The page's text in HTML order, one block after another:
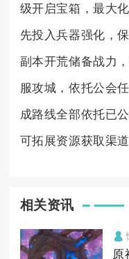
级开启宝箱，最大
先投入兵器强化，
副本开荒储备战力
服攻城，依托公会
成路线全部依托已
可拓展资源获取渠道
相关资讯